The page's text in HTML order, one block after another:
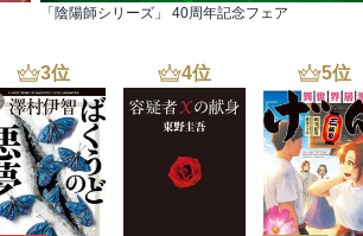
「陰陽師シリーズ」 40周年記念フェア
3位 4位 5位